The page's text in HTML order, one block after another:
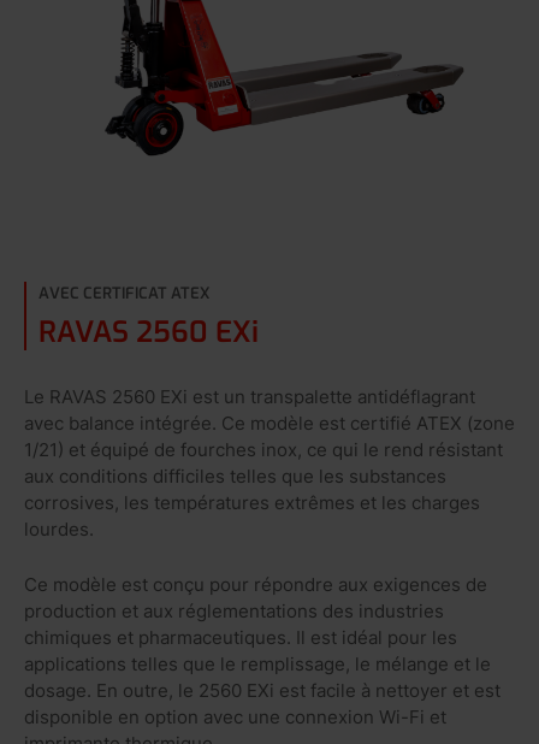
AVEC CERTIFICAT ATEX
RAVAS 2560 EXi
Le RAVAS 2560 EXi est un transpalette antidéflagrant
avec balance intégrée. Ce modèle est certifié ATEX (zone
1/21) et équipé de fourches inox, ce qui le rend résistant
aux conditions difficiles telles que les substances
corrosives, les températures extrêmes et les charges
lourdes.
Ce modèle est conçu pour répondre aux exigences de
production et aux réglementations des industries
chimiques et pharmaceutiques. Il est idéal pour les
applications telles que le remplissage, le mélange et le
dosage. En outre, le 2560 EXi est facile à nettoyer et est
disponible en option avec une connexion Wi-Fi et